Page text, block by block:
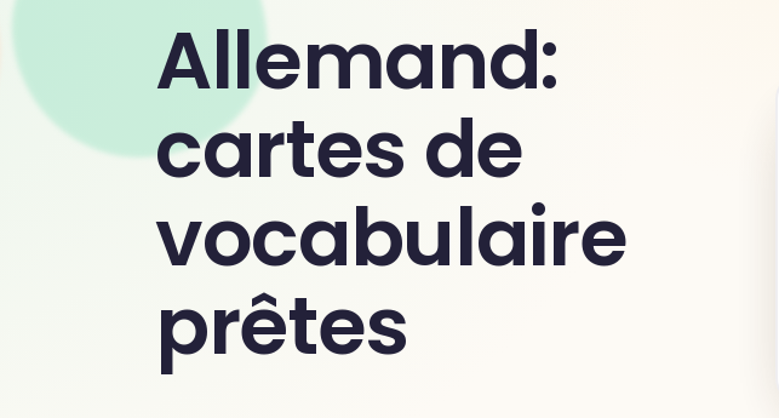
Allemand:
cartes de
vocabulaire
prêtes